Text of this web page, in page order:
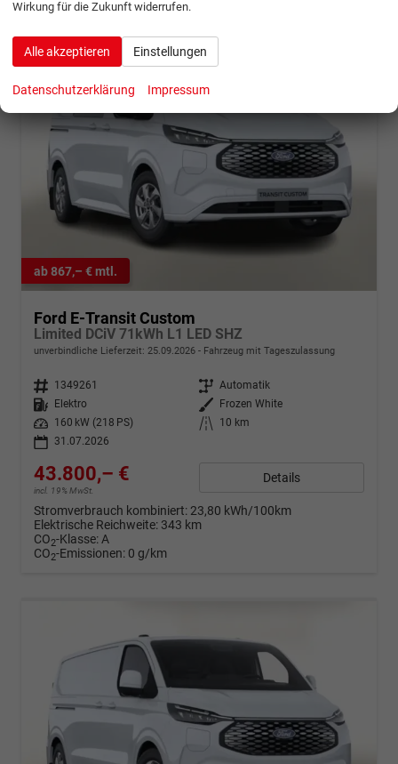
ab 867,– € mtl.
Ford E-Transit Custom
Limited DCiV 71kWh L1 LED SHZ
unverbindliche Lieferzeit: 25.09.2026 Fahrzeug mit Tageszulassung
Fahrzeugnr. 1349261 Getriebe Automatik
Kraftstoff
Elektro Außenfarbe
Frozen White
Leistung
160 kW (218 PS) Kilometerstand
10 km
31.07.2026
43.800,– €
incl. 19% MwSt.
Details
Stromverbrauch kombiniert: 23,80 kWh/100km
Elektrische Reichweite: 343 km
CO2-Klasse:A
CO2-Emissionen: 0 g/km
Wirkung für die Zukunft widerrufen.
Alle akzeptieren Einstellungen
Datenschutzerklärung Impressum